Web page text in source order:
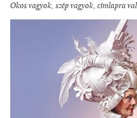
Okos vagyok, szép vagyok, címlapra